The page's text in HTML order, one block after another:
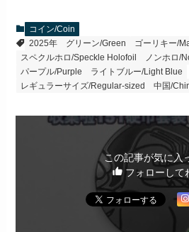
コイン/Coin
2025年
グリーン/Green ゴーリキー/
スペクルホロ/Speckle Holofoil
ノンホロ/
パープル/Purple
ライトブルー/Light Blue
レギュラーサイズ/Regular-sized
中国/
この記事が気に入
フォローして